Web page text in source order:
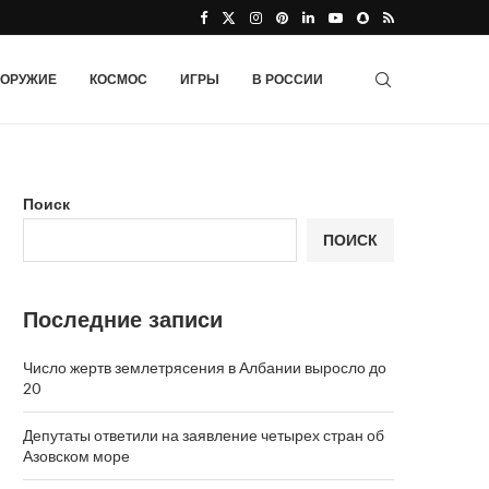
ОРУЖИЕ КОСМОС ИГРЫ В РОССИИ
Поиск
ПОИСК
Последние записи
Число жертв землетрясения в Албании выросло до
20
Депутаты ответили на заявление четырех стран об
Азовском море